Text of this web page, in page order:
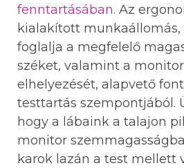
fenntartásában. Az
kialakított
foglalja a megfelelő
széket, valamint a
elhelyezését, alapvető
testtartás szempontjából.
hogy a lábaink a talajon
monitor
karok lazán a test mellett